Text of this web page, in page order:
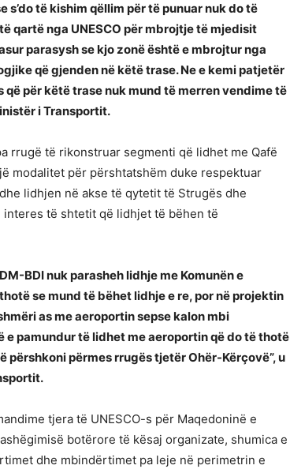
të kishim qëllim për të punuar nuk do të
qartë nga UNESCO për mbrojtje të mjedisit
parasysh se kjo zonë është e mbrojtur nga
që gjenden në këtë trase. Ne e kemi patjetër
që për këtë trase nuk mund të merren vendime të
i Transportit.
rrugë të rikonstruar segmenti që lidhet me Qafë
modalitet për përshtatshëm duke respektuar
lidhjen në akse të qytetit të Strugës dhe
të shtetit që lidhjet të bëhen të
BDI nuk parasheh lidhje me Komunën e
se mund të bëhet lidhje e re, por në projektin
as me aeroportin sepse kalon mbi
pamundur të lidhet me aeroportin që do të thotë
përshkoni përmes rrugës tjetër Ohër-Kërçovë”, u
tjera të UNESCO-s për Maqedoninë e
botërore të kësaj organizate, shumica e
dhe mbindërtimet pa leje në perimetrin e